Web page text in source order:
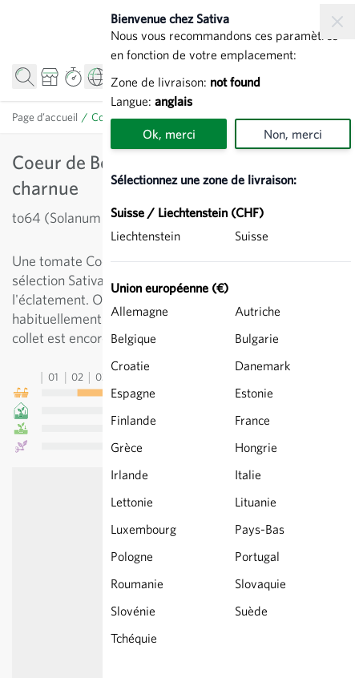
Bienvenue chez Sativa
Nous vous recommandons ces paramètres
en fonction de votre emplacement:
Zone de livraison: not found
Langue: anglais
Ok, merci Non, merci
Sélectionnez une zone de livraison:
Suisse / Liechtenstein (CHF)
Liechtenstein
Suisse
Union européenne (€)
Allemagne
Autriche
Belgique
Bulgarie
Croatie
Danemark
Espagne
Estonie
Finlande
France
Grèce
Hongrie
Irlande
Italie
Lettonie
Lituanie
Luxembourg
Pays-Bas
Pologne
Portugal
Roumanie
Slovaquie
Slovénie
Suède
Tchéquie
Page d’accueil / Coeur de Boeuf Albenga - Tomate charnue
Coeur de Boeuf Albenga - Tomate
charnue
to64 (Solanum lycopersicum)
Une tomate Coeur de boeuf de type Albenga de la
sélection Sativa. Les fruits rouge carmin résistent à
l'éclatement. On récolte les fruits de ce type
habituellement quand ils sont encore clairs et que le
collet est encore un peu vert.
01 02 03